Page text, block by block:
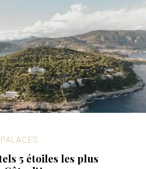
5 étoiles les plus